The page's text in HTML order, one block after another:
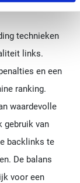
technieken
links.
en een
ranking.
waardevolle
gebruik van
backlinks te
De balans
voor een